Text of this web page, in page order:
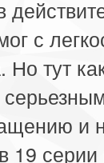
с
Но тут
и
19